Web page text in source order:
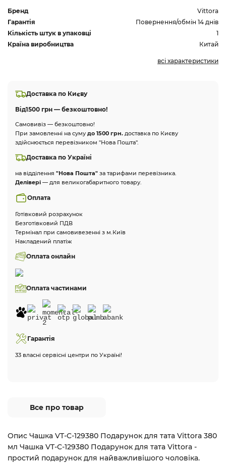
Бренд
Vittora
Гарантія
Повернення/обмін 14 днів
Кількість штук в упаковці
1
Країна виробництва
Китай
всі характеристики
Доставка по Києву
Від1500 грн — безкоштовно!
Самовивіз — безкоштовно!
При замовленні на суму до 1500 грн. доставка по Києву
здійснюється перевізником "Нова Пошта".
Доставка по Україні
на відділення "Нова Пошта" за тарифами перевізника.
Делівері — для великогабаритного товару.
Оплата
Готівковий розрахунок
Безготівковий ПДВ
Термінал при самовивезенні з м.Київ
Накладений платіж
Оплата онлайн
Оплата частинами
Гарантія
33 власні сервісні центри по Україні!
Все про товар
Опис Чашка VT-C-129380 Подарунок для тата Vittora 380
мл Чашка VT-C-129380 Подарунок для тата Vittora -
простий подарунок для найважливішого чоловіка.